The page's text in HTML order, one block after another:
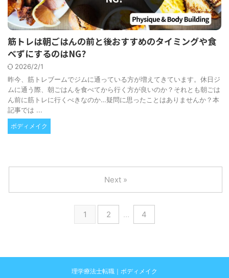
筋トレは朝ごはんの前と後おすすめのタイミングや食
べずにするのはNG?
2026/2/1
昨今、筋トレブームでジムに通っている方が増えてきています。休日ジ
ムに通う際、朝ごはんを食べてから行く方が良いのか？それとも朝ごは
ん前に筋トレに行くべきなのか…疑問に思ったことはありませんか？本
記事では ...
ボディメイク
1 2 … 4
Next »
理学療法士転職｜ボディメイク